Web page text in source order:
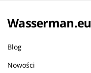
Wasserman.eu
Blog
Nowości